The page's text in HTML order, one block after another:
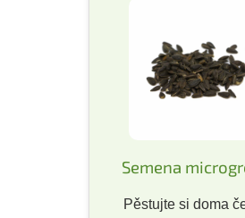
Semena
Pěstujte si doma